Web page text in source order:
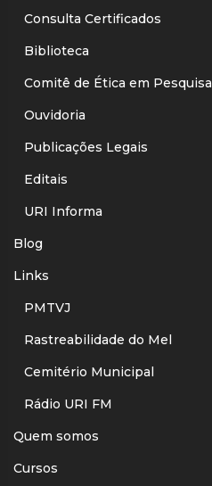
Consulta Certificados
Biblioteca
Comitê de Ética em Pesquisa
Ouvidoria
Publicações Legais
Editais
URI Informa
Blog
Links
PMTVJ
Rastreabilidade do Mel
Cemitério Municipal
Rádio URI FM
Quem somos
Cursos